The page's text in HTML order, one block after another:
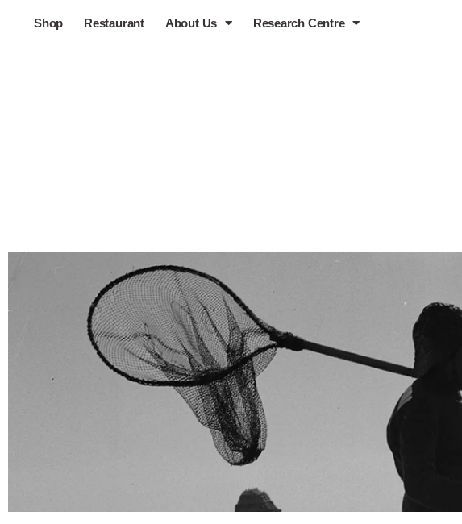
Shop Restaurant About Us Research Centre